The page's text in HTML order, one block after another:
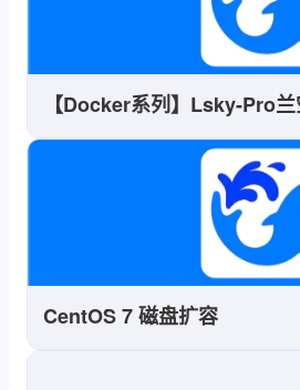
【Docker系列】Lsky-Pro
CentOS 7 磁盘扩容